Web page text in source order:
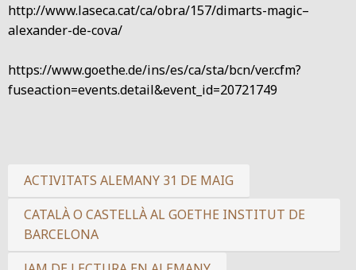
http://www.laseca.cat/ca/obra/157/dimarts-magic–
alexander-de-cova/
https://www.goethe.de/ins/es/ca/sta/bcn/ver.cfm?
fuseaction=events.detail&event_id=20721749
ACTIVITATS ALEMANY 31 DE MAIG
CATALÀ O CASTELLÀ AL GOETHE INSTITUT DE
BARCELONA